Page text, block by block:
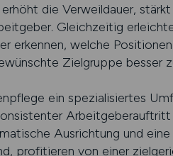
die Verweildauer,
Gleichzeitig
erkennen, welche
Zielgruppe besser
ein spezialisiertes
Ausrichtung und eine
profitieren von einer